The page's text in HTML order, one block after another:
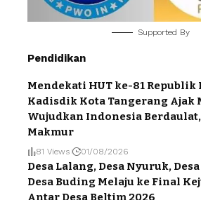
Supported By
Pendidikan
Mendekati HUT ke-81 Republik
Kadisdik Kota Tangerang Ajak
Wujudkan Indonesia
Makmur
81 Views 01/08/2026
Desa Lalang, Desa Nyuruk,
Desa Buding Melaju ke Final
Antar Desa Beltim 2026